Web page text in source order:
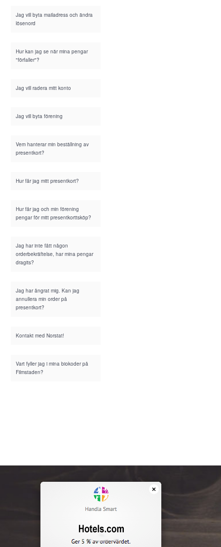
Jag vill byta mailadress och ändra
lösenord
Hur kan jag se när mina pengar
"förfaller"?
Jag vill radera mitt konto
Jag vill byta förening
Vem hanterar min beställning av
presentkort?
Hur får jag mitt presentkort?
Hur får jag och min förening
pengar för mitt presentkorttsköp?
Jag har inte fått någon
orderbekräftelse, har mina pengar
dragits?
Jag har ångrat mig. Kan jag
annullera min order på
presentkort?
Kontakt med Norstat!
Vart fyller jag i mina biokoder på
Filmstaden?